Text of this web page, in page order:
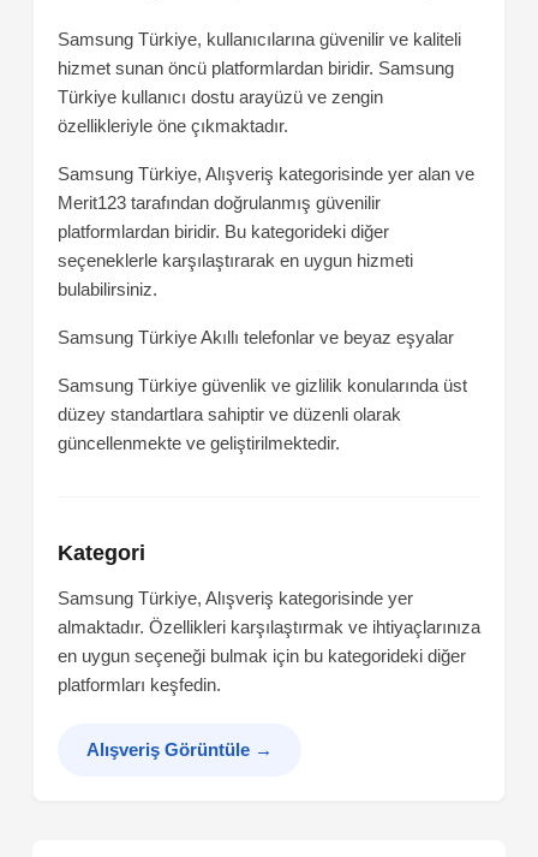
Samsung Türkiye, kullanıcılarına güvenilir ve kaliteli
hizmet sunan öncü platformlardan biridir. Samsung
Türkiye kullanıcı dostu arayüzü ve zengin
özellikleriyle öne çıkmaktadır.
Samsung Türkiye, Alışveriş kategorisinde yer alan ve
Merit123 tarafından doğrulanmış güvenilir
platformlardan biridir. Bu kategorideki diğer
seçeneklerle karşılaştırarak en uygun hizmeti
bulabilirsiniz.
Samsung TürkiyeAkıllı telefonlar ve beyaz eşyalar
Samsung Türkiye güvenlik ve gizlilik konularında üst
düzey standartlara sahiptir ve düzenli olarak
güncellenmekte ve geliştirilmektedir.
Kategori
Samsung Türkiye, Alışveriş kategorisinde yer
almaktadır. Özellikleri karşılaştırmak ve ihtiyaçlarınıza
en uygun seçeneği bulmak için bu kategorideki diğer
platformları keşfedin.
Alışveriş Görüntüle →